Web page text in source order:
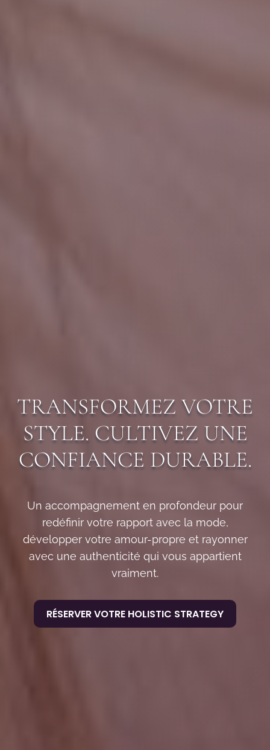
TRANSFORMEZ VOTRE
STYLE. CULTIVEZ UNE
CONFIANCE DURABLE.
Un accompagnement en profondeur pour
redéfinir votre rapport avec la mode,
développer votre amour-propre et rayonner
avec une authenticité qui vous appartient
vraiment.
RÉSERVER VOTRE HOLISTIC STRATEGY